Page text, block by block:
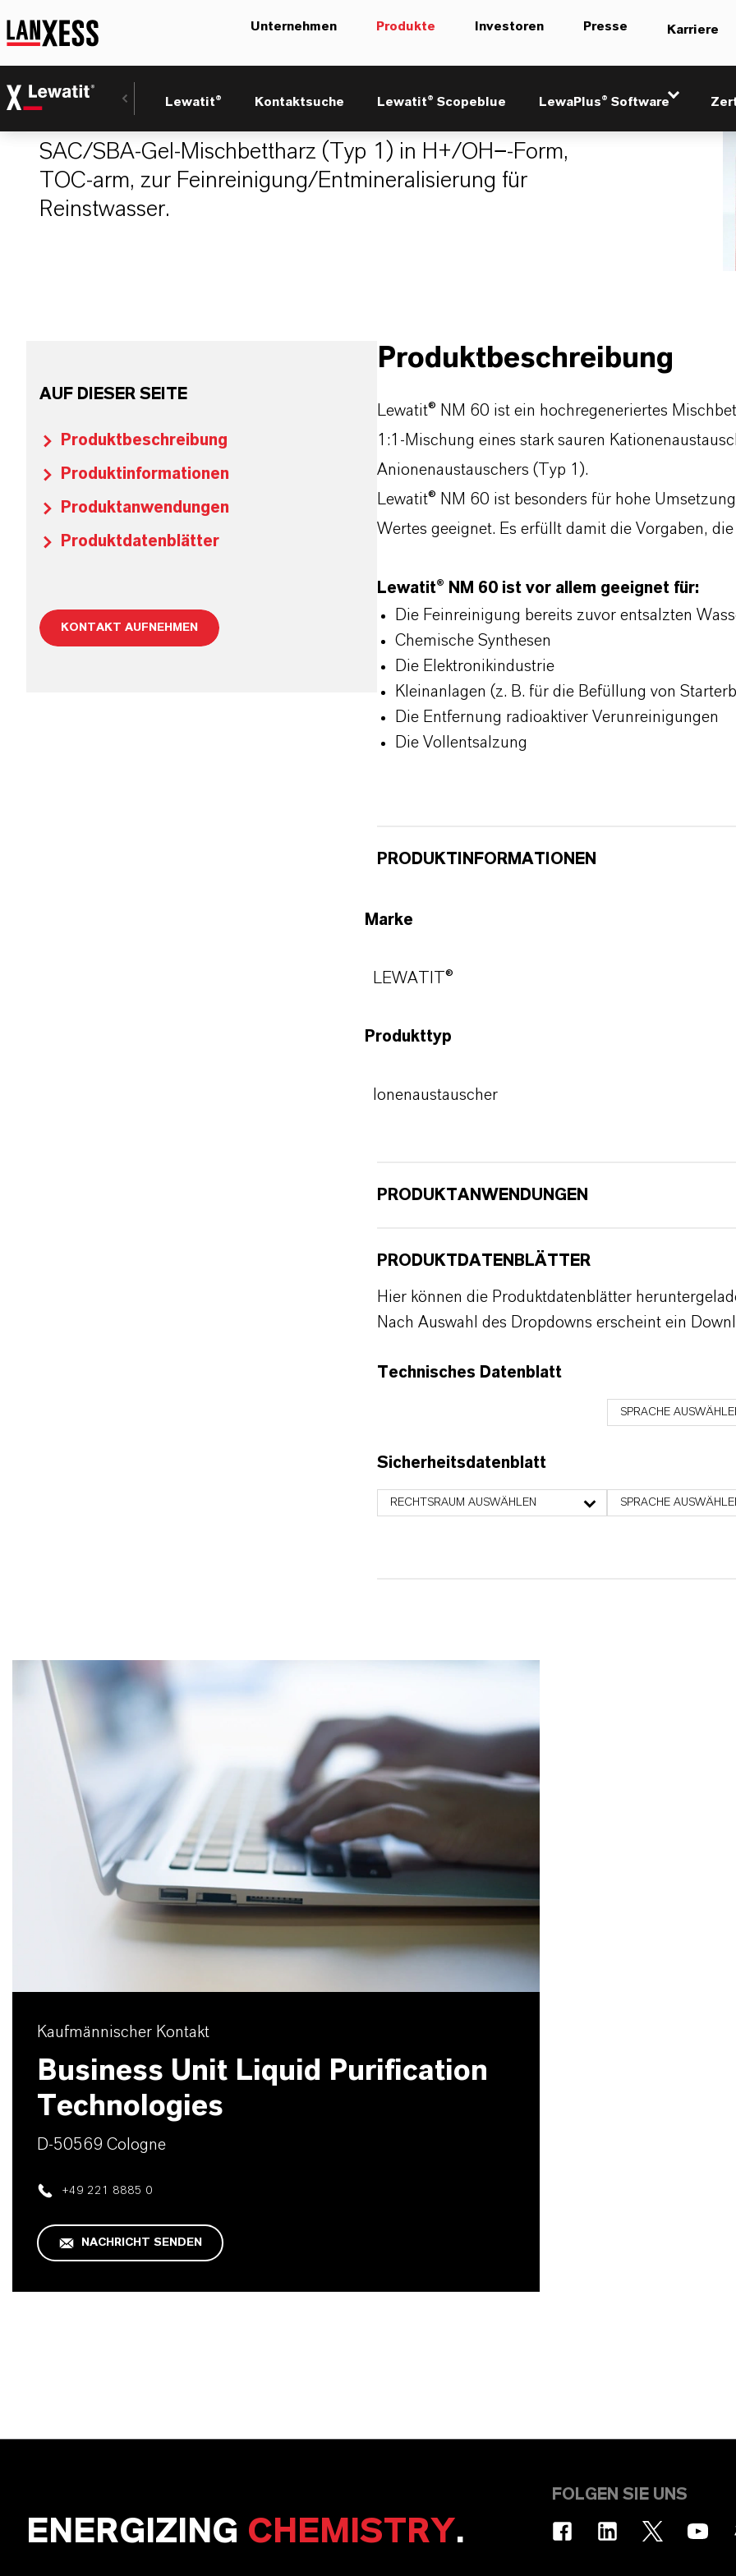
Unternehmen Produkte Investoren Presse Karriere
Lewatit® Kontaktsuche Lewatit® Scopeblue LewaPlus® Software
LEWATIT® NM 60
SAC/SBA-Gel-Mischbettharz (Typ 1) in H+/OH−-Form,
TOC-arm, zur Feinreinigung/Entmineralisierung für
Reinstwasser.
AUF DIESER SEITE
Produktbeschreibung
Produktinformationen
Produktanwendungen
Produktdatenblätter
KONTAKT AUFNEHMEN
Produktbeschreibung
Lewatit® NM 60 ist ein hochregeneriertes
1:1-Mischung eines stark sauren
Anionenaustauschers (Typ 1).
Lewatit® NM 60 ist besonders für hohe
Wertes geeignet. Es erfüllt damit die Vorgaben,
Lewatit® NM 60 ist vor allem geeignet für:
Die Feinreinigung bereits zuvor entsalzten
Chemische Synthesen
Die Elektronikindustrie
Kleinanlagen (z. B. für die Befüllung von
Die Entfernung radioaktiver Verunreinigungen
Die Vollentsalzung
PRODUKTINFORMATIONEN
Marke
LEWATIT®
Produkttyp
Ionenaustauscher
PRODUKTANWENDUNGEN
PRODUKTDATENBLÄTTER
Hier können die Produktdatenblätter
Nach Auswahl des Dropdowns erscheint ein
Technisches Datenblatt
SPRACHE
Sicherheitsdatenblatt
RECHTSRAUM AUSWÄHLEN SPRACHE
Kaufmännischer Kontakt
Business Unit Liquid Purification
Technologies
D-50569 Cologne
+49 221 8885 0
NACHRICHT SENDEN
ENERGIZING CHEMISTRY.
FOLGEN SIE UNS